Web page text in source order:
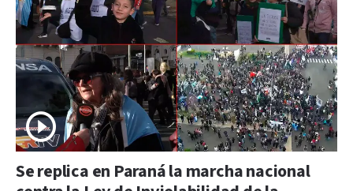
Se replica en Paraná la marcha nacional